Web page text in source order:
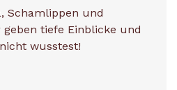
Schamlippen und
tiefe Einblicke und
wusstest!